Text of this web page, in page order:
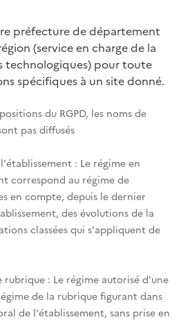
préfecture de département
(service en charge de la
technologiques) pour toute
spécifiques à un site donné.
du RGPD, les noms de
pas diffusés
: Le régime en
correspond au régime de
en compte, depuis le dernier
des évolutions de la
classées qui s'appliquent de
rubrique : Le régime autorisé d'une
de la rubrique figurant dans
de l'établissement, sans prise en